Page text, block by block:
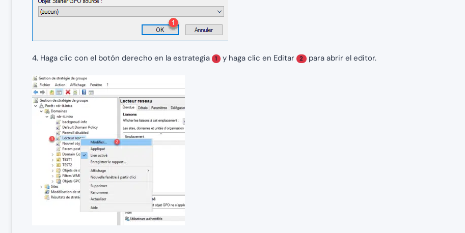
4. Haga clic con el botón derecho en la estrategia 1 y haga clic en Editar 2 para abrir el editor.